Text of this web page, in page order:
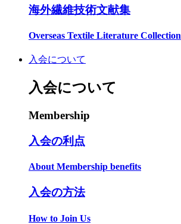
海外繊維技術文献集
Overseas Textile Literature Collection
入会について
入会について
Membership
入会の利点
About Membership benefits
入会の方法
How to Join Us